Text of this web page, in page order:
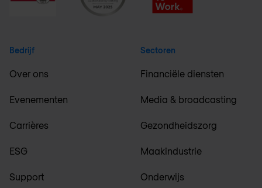
Bedrijf
Over ons
Evenementen
Carrières
ESG
Support
Sectoren
Financiële diensten
Media & broadcasting
Gezondheidszorg
Maakindustrie
Onderwijs